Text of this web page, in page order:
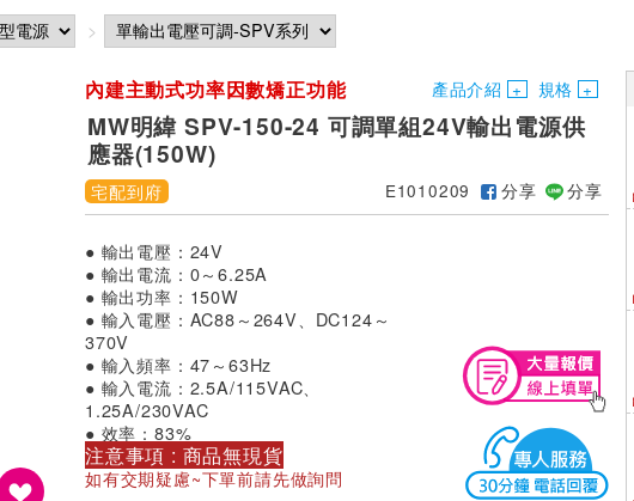
內建主動式功率因數矯正功能 產品介紹 規格
MW明緯 SPV-150-24 可調單組24V輸出電源供
應器(150W)
宅配到府 E1010209 分享 分享
● 輸出電壓：24V
● 輸出電流：0～6.25A
● 輸出功率：150W
● 輸入電壓：AC88～264V、DC124～
370V
● 輸入頻率：47～63Hz
● 輸入電流：2.5A/115VAC、
1.25A/230VAC
● 效率：83%
注意事項 : 商品無現貨
如有交期疑慮~下單前請先做詢問